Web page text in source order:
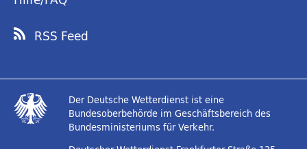
RSS Feed
Der Deutsche Wetterdienst ist eine
Bundesoberbehörde im Geschäftsbereich des
Bundesministeriums für Verkehr.